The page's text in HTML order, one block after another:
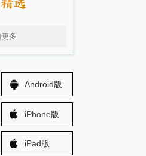
更多
Android版
iPhone版
iPad版